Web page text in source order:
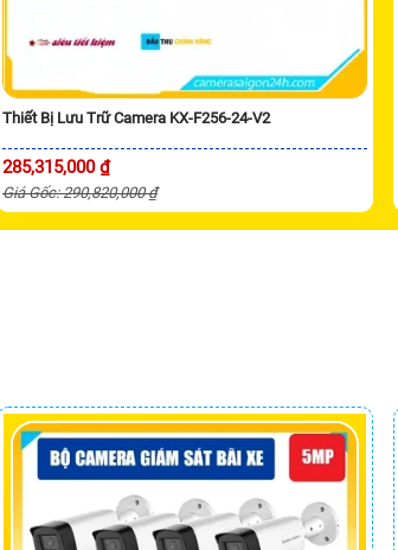
Thiết Bị Lưu Trữ Camera KX-F256-24-V2
285,315,000 ₫
Giá Gốc: 290,820,000 ₫